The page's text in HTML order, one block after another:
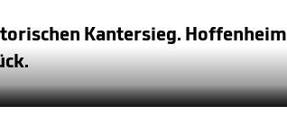
Kantersieg. Hoffenheim